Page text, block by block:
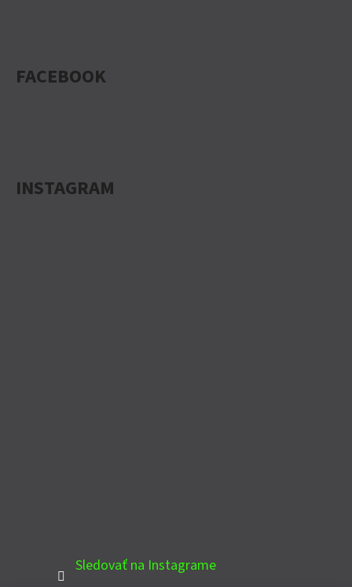
FACEBOOK
INSTAGRAM
Sledovať na Instagrame